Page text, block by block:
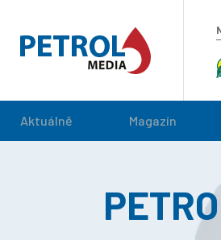
Aktuálně Magazín